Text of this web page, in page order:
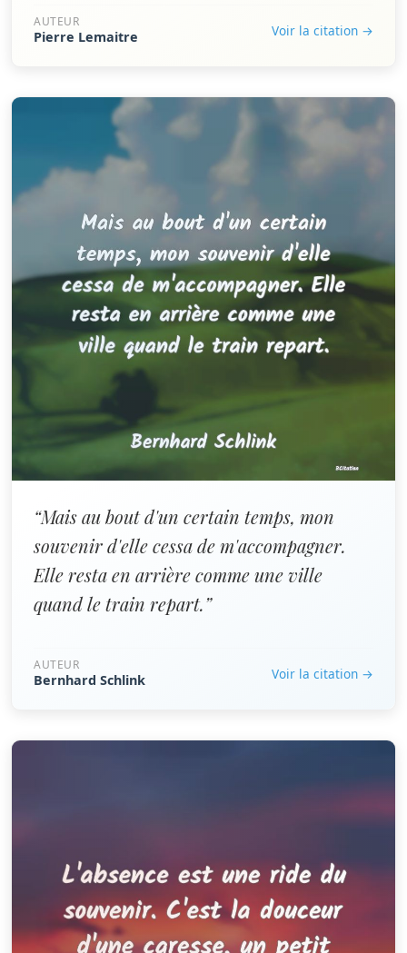
AUTEUR
Pierre Lemaitre Voir la citation →
“Mais au bout d'un certain temps, mon
souvenir d'elle cessa de m'accompagner.
Elle resta en arrière comme une ville
quand le train repart.”
AUTEUR
Bernhard Schlink Voir la citation →